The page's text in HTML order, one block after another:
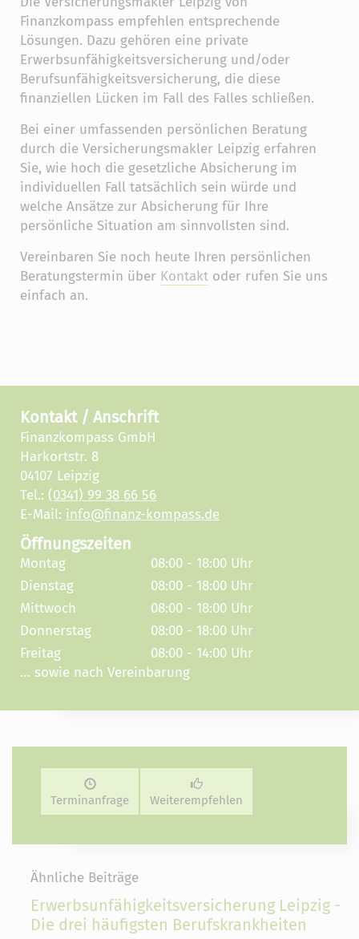
Finanzkompass empfehlen entsprechende
Lösungen. Dazu gehören eine private
Erwerbsunfähigkeitsversicherung und/oder
Berufsunfähigkeitsversicherung, die diese
finanziellen Lücken im Fall des Falles schließen.
Bei einer umfassenden persönlichen Beratung
durch die Versicherungsmakler Leipzig erfahren
Sie, wie hoch die gesetzliche Absicherung im
individuellen Fall tatsächlich sein würde und
welche Ansätze zur Absicherung für Ihre
persönliche Situation am sinnvollsten sind.
Vereinbaren Sie noch heute Ihren persönlichen
Beratungstermin über Kontakt oder rufen Sie uns
einfach an.
Kontakt / Anschrift
Finanzkompass GmbH
Harkortstr. 8
04107 Leipzig
Tel.: (0341) 99 38 66 56
E-Mail: info@finanz-kompass.de
Öffnungszeiten
Montag
08:00 - 18:00 Uhr
Dienstag
08:00 - 18:00 Uhr
Mittwoch
08:00 - 18:00 Uhr
Donnerstag
08:00 - 18:00 Uhr
Freitag
08:00 - 14:00 Uhr
… sowie nach Vereinbarung
Terminanfrage Weiterempfehlen
Ähnliche Beiträge
Erwerbsunfähigkeitsversicherung Leipzig -
Die drei häufigsten Berufskrankheiten